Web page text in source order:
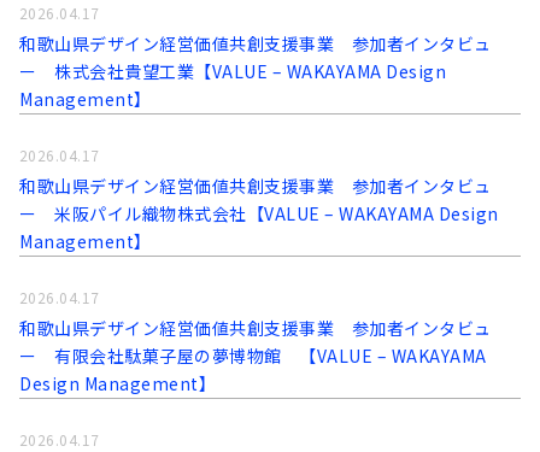
和歌山県デザイン経営価値共創支援事業 参加者インタビュ
ー 株式会社貴望工業【VALUE – WAKAYAMA Design
Management】
2026.04.17
和歌山県デザイン経営価値共創支援事業 参加者インタビュ
ー 米阪パイル織物株式会社【VALUE – WAKAYAMA Design
Management】
2026.04.17
和歌山県デザイン経営価値共創支援事業 参加者インタビュ
ー 有限会社駄菓子屋の夢博物館 【VALUE – WAKAYAMA
Design Management】
2026.04.17
2026.04.17